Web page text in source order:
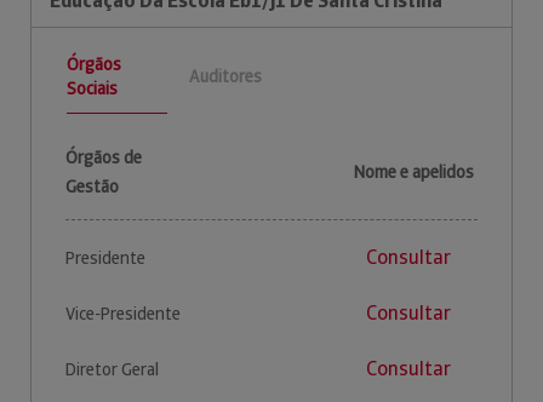
Órgãos
Sociais
Auditores
Órgãos de
Gestão
Nome e apelidos
Presidente Consultar
Vice-Presidente Consultar
Diretor Geral Consultar